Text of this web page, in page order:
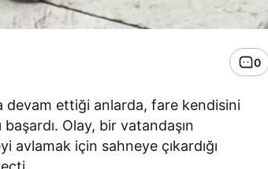
0
devam ettiği anlarda, fare kendisini
Olay, bir vatandaşın
avlamak için sahneye çıkardığı